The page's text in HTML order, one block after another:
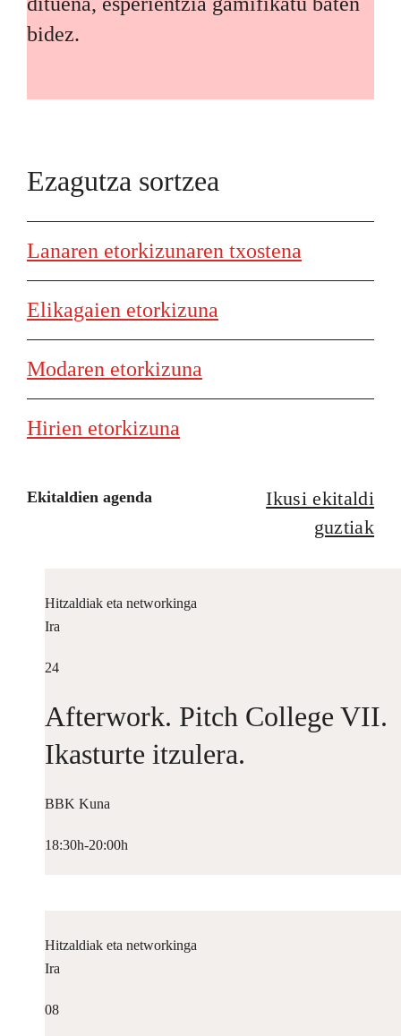
bidez.
Ezagutza sortzea
Lanaren etorkizunaren txostena
Elikagaien etorkizuna
Modaren etorkizuna
Hirien etorkizuna
Ekitaldien agenda
Ikusi ekitaldi
guztiak
Hitzaldiak eta networkinga
Ira
24
Afterwork. Pitch College VII.
Ikasturte itzulera.
BBK Kuna
18:30h-20:00h
Hitzaldiak eta networkinga
Ira
08